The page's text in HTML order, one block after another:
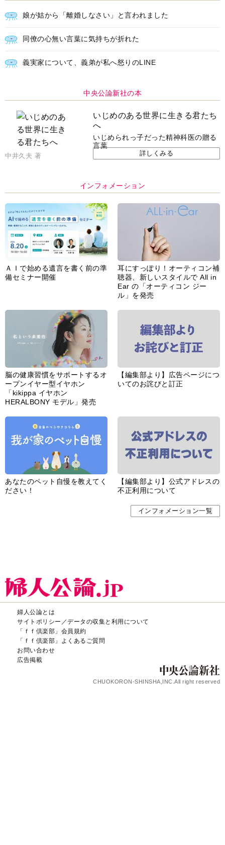
娘が姑から「離婚しなさい」と言われました
同僚の心無い言葉に気持ちが折れた
義実家について、義弟が私へ怒りのLINE
中央公論新社の本
いじめのある世界に生きる君たち
へ
いじめられっ子だった精神科医の贈る
言葉
中井久夫 著 詳しくみる
インフォメーション
ＡＩで始める遺言を書く前の準
備セミナー開催
耳にすっぽり！オーティコン補
聴器、新しいスタイルで All in
Ear の「オーティコン ジー
ル」を発売
脳の健康習慣をサポートするオ
ープンイヤー型イヤホン
「kikippa イヤホン
HERALBONY モデル」発売
【編集部より】広告ページにつ
いてのお詫びと訂正
あなたのペット自慢を教えてく
ださい！
【編集部より】公式アドレスの
不正利用について
インフォメーション一覧
婦人公論とは
サイトポリシー／データの収集と利用について
「ｆｆ倶楽部」会員規約
「ｆｆ倶楽部」よくあるご質問
お問い合わせ
広告掲載
CHUOKORON-SHINSHA,INC.All right reserved